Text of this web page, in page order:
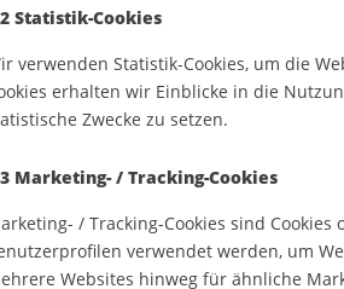
Statistik-Cookies
verwenden Statistik-Cookies, um die
erhalten wir Einblicke in die
Zwecke zu setzen.
Marketing- / Tracking-Cookies
/ Tracking-Cookies sind
verwendet werden, um
Websites hinweg für ähnliche